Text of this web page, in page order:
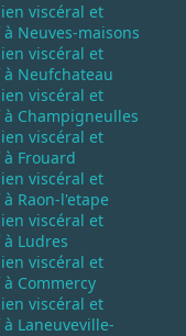
viscéral et
Neuves-maisons
viscéral et
Neufchateau
viscéral et
Champigneulles
viscéral et
Frouard
viscéral et
Raon-l'etape
viscéral et
Ludres
viscéral et
Commercy
viscéral et
Laneuveville-